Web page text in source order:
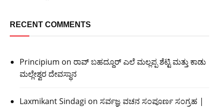
RECENT COMMENTS
Principium on ರಾವ್ ಬಹದ್ದೂರ್ ಎಲೆ ಮಲ್ಲಪ್ಪ ಶೆಟ್ಟಿ ಮತ್ತು ಕಾಡು
ಮಲ್ಲೇಶ್ವರ ದೇವಸ್ಥಾನ
Laxmikant Sindagi on ಸರ್ವಜ್ಞ ವಚನ ಸಂಪೂರ್ಣ ಸಂಗ್ರಹ |